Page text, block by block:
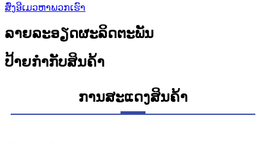
ສົ່ງອີເມວຫາພວກເຮົາ
ລາຍລະອຽດຜະລິດຕະພັນ
ປ້າຍກຳກັບສິນຄ້າ
ການສະແດງສິນຄ້າ